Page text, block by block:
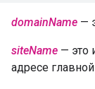
domainName —
siteName — это
адресе